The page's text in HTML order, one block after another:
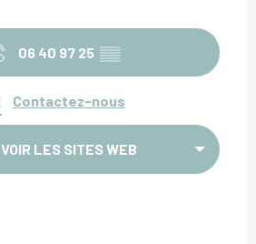
06 40 97 25 ▒▒
Contactez-nous
VOIR LES SITES WEB